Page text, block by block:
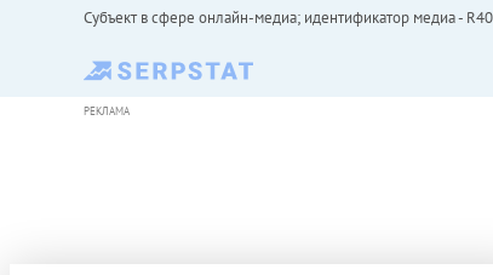
Субъект в сфере онлайн-медиа; идентификатор медиа -
РЕКЛАМА